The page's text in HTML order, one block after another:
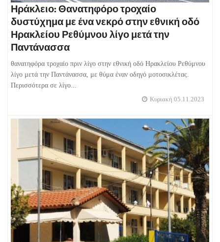
Ηράκλειο: Θανατηφόρο τροχαίο
δυστύχημα με ένα νεκρό στην εθνική οδό
Ηρακλείου Ρεθύμνου λίγο μετά την
Παντάνασσα
θανατηφόρα τροχαίο πριν λίγο στην εθνική οδό Ηρακλείου Ρεθύμνου
λίγο μετά την Παντάνασσα, με θύμα έναν οδηγό μοτοσικλέτας.
Περισσότερα σε λίγο...
Κυριακή 05.11.2023